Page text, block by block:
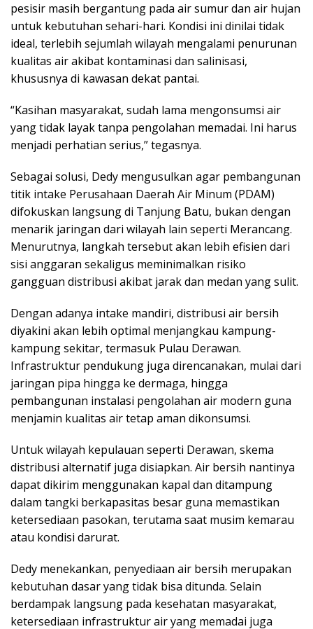
pesisir masih bergantung pada air sumur dan air hujan
untuk kebutuhan sehari-hari. Kondisi ini dinilai tidak
ideal, terlebih sejumlah wilayah mengalami penurunan
kualitas air akibat kontaminasi dan salinisasi,
khususnya di kawasan dekat pantai.
“Kasihan masyarakat, sudah lama mengonsumsi air
yang tidak layak tanpa pengolahan memadai. Ini harus
menjadi perhatian serius,” tegasnya.
Sebagai solusi, Dedy mengusulkan agar pembangunan
titik intake Perusahaan Daerah Air Minum (PDAM)
difokuskan langsung di Tanjung Batu, bukan dengan
menarik jaringan dari wilayah lain seperti Merancang.
Menurutnya, langkah tersebut akan lebih efisien dari
sisi anggaran sekaligus meminimalkan risiko
gangguan distribusi akibat jarak dan medan yang sulit.
Dengan adanya intake mandiri, distribusi air bersih
diyakini akan lebih optimal menjangkau kampung-
kampung sekitar, termasuk Pulau Derawan.
Infrastruktur pendukung juga direncanakan, mulai dari
jaringan pipa hingga ke dermaga, hingga
pembangunan instalasi pengolahan air modern guna
menjamin kualitas air tetap aman dikonsumsi.
Untuk wilayah kepulauan seperti Derawan, skema
distribusi alternatif juga disiapkan. Air bersih nantinya
dapat dikirim menggunakan kapal dan ditampung
dalam tangki berkapasitas besar guna memastikan
ketersediaan pasokan, terutama saat musim kemarau
atau kondisi darurat.
Dedy menekankan, penyediaan air bersih merupakan
kebutuhan dasar yang tidak bisa ditunda. Selain
berdampak langsung pada kesehatan masyarakat,
ketersediaan infrastruktur air yang memadai juga